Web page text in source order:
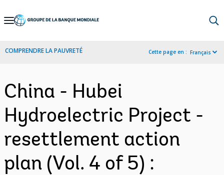
Skip
Navigation
COMPRENDRE LA PAUVRETÉ Cette page en : Français
China - Hubei
Hydroelectric Project -
resettlement action
plan (Vol. 4 of 5) :